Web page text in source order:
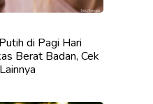
di Pagi Hari
Berat Badan, Cek